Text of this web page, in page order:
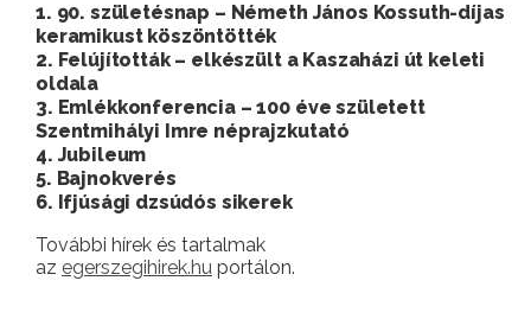
1. 90. születésnap – Németh János Kossuth-díjas
keramikust köszöntötték
2. Felújították – elkészült a Kaszaházi út keleti
oldala
3. Emlékkonferencia – 100 éve született
Szentmihályi Imre néprajzkutató
4. Jubileum
5. Bajnokverés
6. Ifjúsági dzsúdós sikerek
További hírek és tartalmak
az egerszegihirek.hu portálon.